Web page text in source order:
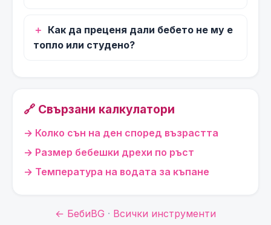
Как да преценя дали бебето не му е
топло или студено?
🔗 Свързани калкулатори
Колко сън на ден според възрастта
Размер бебешки дрехи по ръст
Температура на водата за къпане
← БебиBG · Всички инструменти